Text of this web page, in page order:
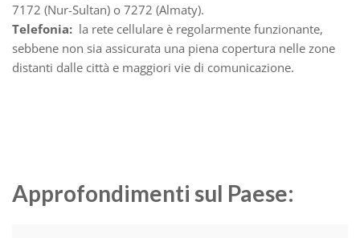
7172 (Nur-Sultan) o 7272 (Almaty).
Telefonia: la rete cellulare è regolarmente funzionante,
sebbene non sia assicurata una piena copertura nelle zone
distanti dalle città e maggiori vie di comunicazione.
Approfondimenti sul Paese: